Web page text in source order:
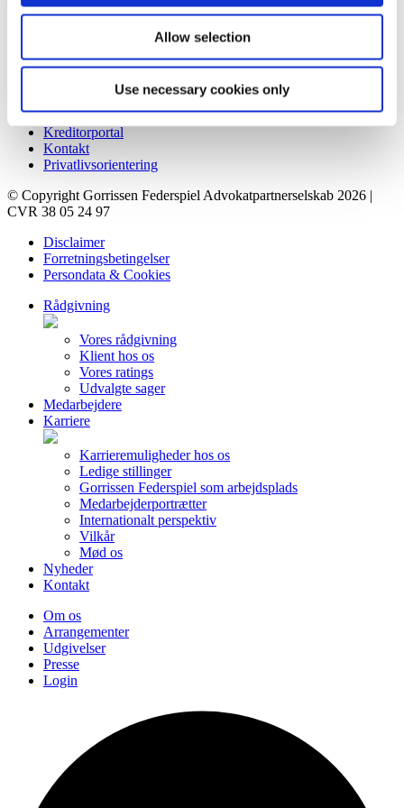
Allow selection
Use necessary cookies only
Forretningsbetingelser
Ledige stillinger
Kreditorportal
Kontakt
Privatlivsorientering
© Copyright Gorrissen Federspiel Advokatpartnerselskab 2026 |
CVR 38 05 24 97
Disclaimer
Forretningsbetingelser
Persondata & Cookies
Rådgivning
Vores rådgivning
Klient hos os
Vores ratings
Udvalgte sager
Medarbejdere
Karriere
Karrieremuligheder hos os
Ledige stillinger
Gorrissen Federspiel som arbejdsplads
Medarbejderportrætter
Internationalt perspektiv
Vilkår
Mød os
Nyheder
Kontakt
Om os
Arrangementer
Udgivelser
Presse
Login